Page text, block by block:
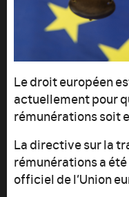
Le droit européen
actuellement pour
rémunérations soit
La directive sur la
rémunérations a
officiel de l’Union